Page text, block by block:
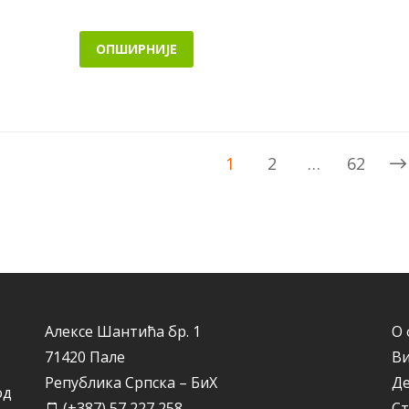
ОПШИРНИЈЕ
1 2 … 62
Алексе Шантића бр. 1
71420 Пале
Република Српска – БиХ
О